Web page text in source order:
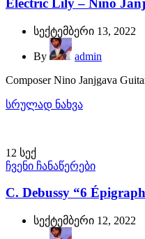
Electric Lily – Nino
სექტემბერი 13, 2022
By
admin
Composer Nino Janjgava
სრულად ნახვა
12 სექ
ჩვენი ჩანაწერები
C. Debussy “6
სექტემბერი 12, 2022